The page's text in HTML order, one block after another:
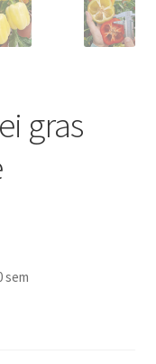
gras
sem